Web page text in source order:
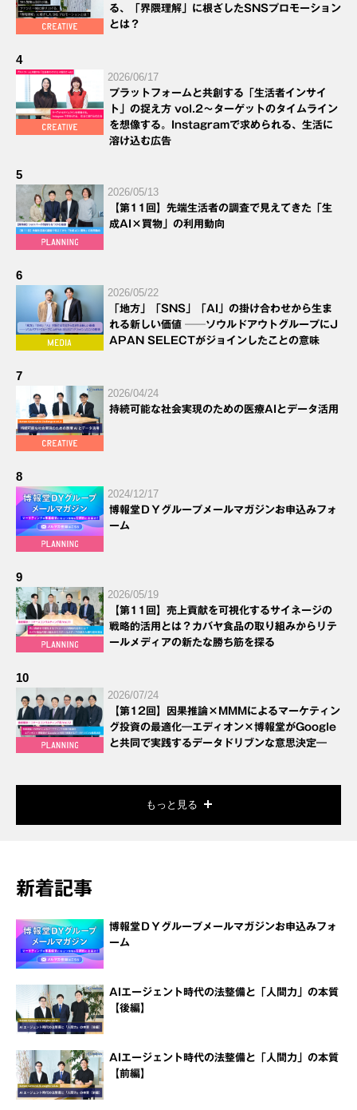
る、「界隈理解」に根ざしたSNSプロモーション
とは？
4
2026/06/17
プラットフォームと共創する「生活者インサイ
ト」の捉え方 vol.2～ターゲットのタイムライン
を想像する。Instagramで求められる、生活に
溶け込む広告
5
2026/05/13
【第11回】先端生活者の調査で見えてきた「生
成AI×買物」の利用動向
6
2026/05/22
「地方」「SNS」「AI」の掛け合わせから生ま
れる新しい価値 ──ソウルドアウトグループにJ
APAN SELECTがジョインしたことの意味
7
2026/04/24
持続可能な社会実現のための医療AIとデータ活用
8
2024/12/17
博報堂ＤＹグループメールマガジンお申込みフォ
ーム
9
2026/05/19
【第11回】売上貢献を可視化するサイネージの
戦略的活用とは？カバヤ食品の取り組みからリテ
ールメディアの新たな勝ち筋を探る
10
2026/07/24
【第12回】因果推論×MMMによるマーケティン
グ投資の最適化―エディオン×博報堂がGoogle
と共同で実践するデータドリブンな意思決定―
もっと見る
新着記事
博報堂ＤＹグループメールマガジンお申込みフォ
ーム
AIエージェント時代の法整備と「人間力」の本質
【後編】
AIエージェント時代の法整備と「人間力」の本質
【前編】